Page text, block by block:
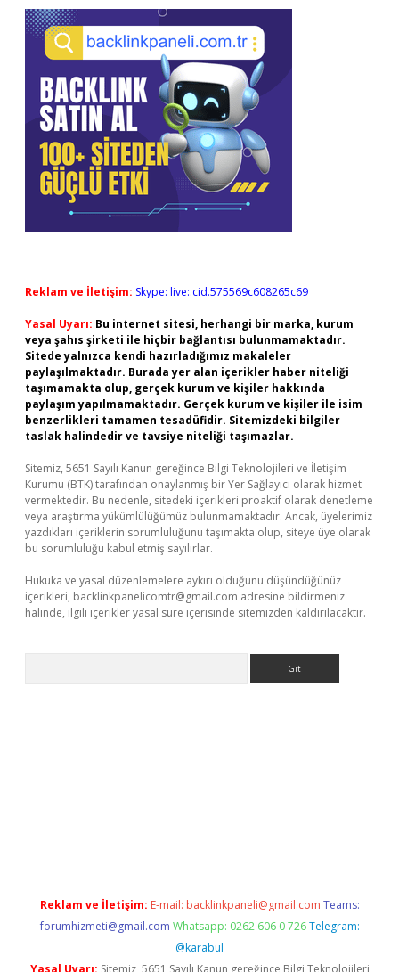
Reklam ve İletişim: Skype: live:.cid.575569c608265c69
Yasal Uyarı: Bu internet sitesi, herhangi bir marka, kurum
veya şahıs şirketi ile hiçbir bağlantısı bulunmamaktadır.
Sitede yalnızca kendi hazırladığımız makaleler
paylaşılmaktadır. Burada yer alan içerikler haber niteliği
taşımamakta olup, gerçek kurum ve kişiler hakkında
paylaşım yapılmamaktadır. Gerçek kurum ve kişiler ile isim
benzerlikleri tamamen tesadüfidir. Sitemizdeki bilgiler
taslak halindedir ve tavsiye niteliği taşımazlar.
Sitemiz, 5651 Sayılı Kanun gereğince Bilgi Teknolojileri ve İletişim
Kurumu (BTK) tarafından onaylanmış bir Yer Sağlayıcı olarak hizmet
vermektedir. Bu nedenle, sitedeki içerikleri proaktif olarak denetleme
veya araştırma yükümlülüğümüz bulunmamaktadır. Ancak, üyelerimiz
yazdıkları içeriklerin sorumluluğunu taşımakta olup, siteye üye olarak
bu sorumluluğu kabul etmiş sayılırlar.
Hukuka ve yasal düzenlemelere aykırı olduğunu düşündüğünüz
içerikleri, backlinkpanelicomtr@gmail.com adresine bildirmeniz
halinde, ilgili içerikler yasal süre içerisinde sitemizden kaldırılacaktır.
Reklam ve İletişim: E-mail: backlinkpaneli@gmail.com Teams:
forumhizmeti@gmail.com Whatsapp: 0262 606 0 726 Telegram:
@karabul
Yasal Uyarı: Sitemiz, 5651 Sayılı Kanun gereğince Bilgi Teknolojileri